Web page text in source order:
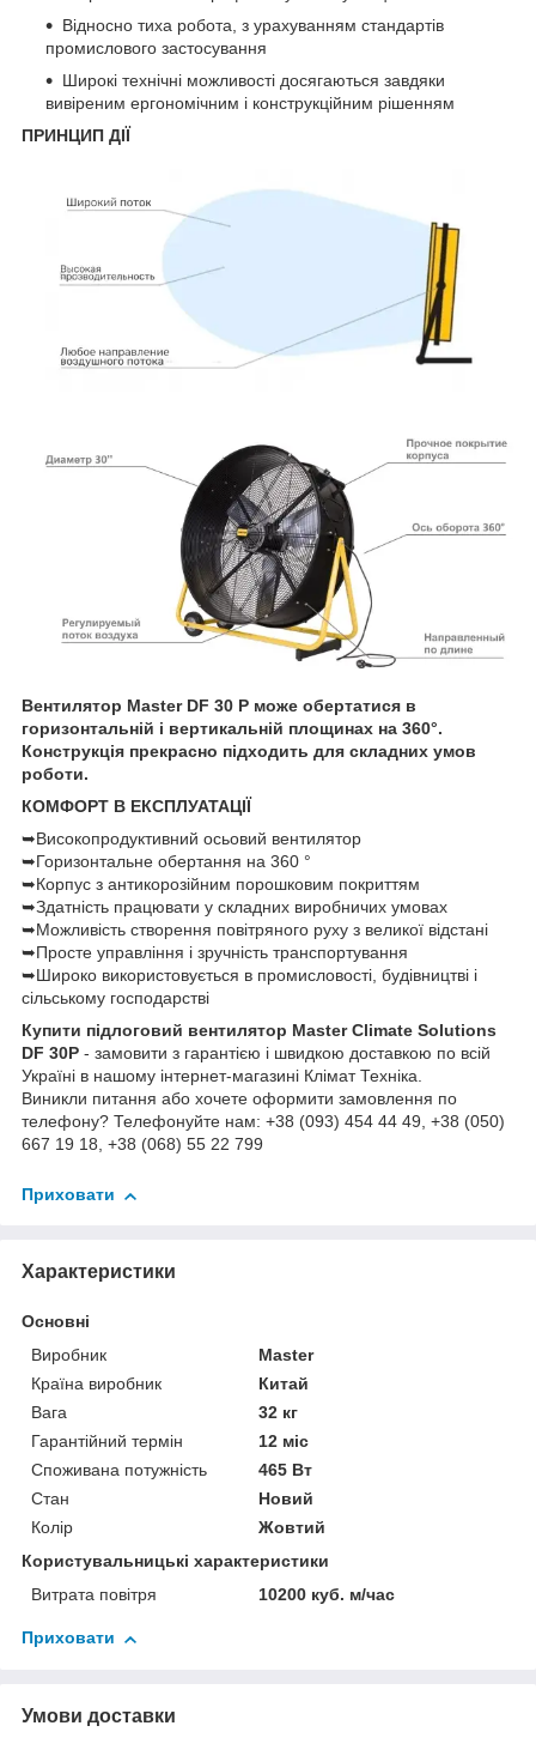
Відносно тиха робота, з урахуванням стандартів
промислового застосування
Широкі технічні можливості досягаються завдяки
вивіреним ергономічним і конструкційним рішенням
ПРИНЦИП ДІЇ
Вентилятор Master DF 30 P може обертатися в
горизонтальній і вертикальній площинах на 360°.
Конструкція прекрасно підходить для складних умов
роботи.
КОМФОРТ В ЕКСПЛУАТАЦІЇ
➥Високопродуктивний осьовий вентилятор
➥Горизонтальне обертання на 360 °
➥Корпус з антикорозійним порошковим покриттям
➥Здатність працювати у складних виробничих умовах
➥Можливість створення повітряного руху з великої відстані
➥Просте управління і зручність транспортування
➥Широко використовується в промисловості, будівництві і
сільському господарстві
Купити підлоговий вентилятор Master Climate Solutions
DF 30P - замовити з гарантією і швидкою доставкою по всій
Україні в нашому інтернет-магазині Клімат Техніка.
Виникли питання або хочете оформити замовлення по
телефону? Телефонуйте нам: +38 (093) 454 44 49, +38 (050)
667 19 18, +38 (068) 55 22 799
Приховати
Характеристики
Основні
Виробник
Master
Країна виробник
Китай
Вага
32 кг
Гарантійний термін
12 міс
Споживана потужність
465 Вт
Стан
Новий
Колір
Жовтий
Користувальницькі характеристики
Витрата повітря
10200 куб. м/час
Приховати
Умови доставки